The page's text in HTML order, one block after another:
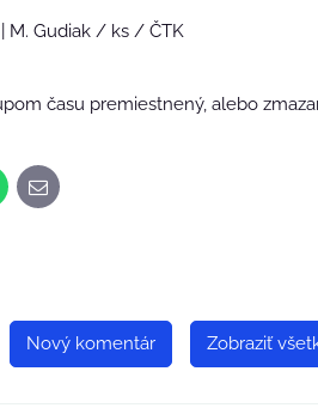
| M. Gudiak / ks / ČTK
času premiestnený, alebo
E-
mail
Zobraziť
Nový komentár